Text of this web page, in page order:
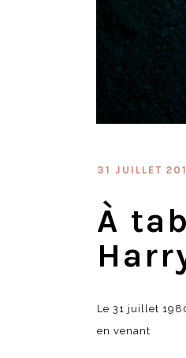
31 JUILLET
À
Le 31 juillet
en venant